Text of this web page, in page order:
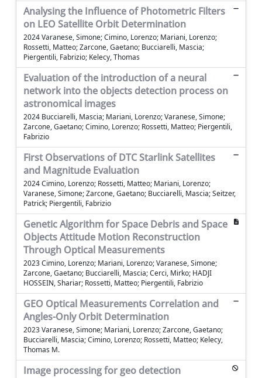
Analysing the Influence of Photometric Filters
on LEO Satellite Orbit Determination
2024 Varanese, Simone; Cimino, Lorenzo; Mariani, Lorenzo;
Rossetti, Matteo; Zarcone, Gaetano; Bucciarelli, Mascia;
Piergentili, Fabrizio; Kelecy, Thomas
Evaluation of the introduction of a neural
network into the objects detection process on
astronomical images
2024 Bucciarelli, Mascia; Mariani, Lorenzo; Varanese, Simone;
Zarcone, Gaetano; Cimino, Lorenzo; Rossetti, Matteo; Piergentili,
Fabrizio
First Observations of DTC Starlink Satellites
and Magnitude Evaluation
2024 Cimino, Lorenzo; Rossetti, Matteo; Mariani, Lorenzo;
Varanese, Simone; Zarcone, Gaetano; Bucciarelli, Mascia; Seitzer,
Patrick; Piergentili, Fabrizio
Genetic Algorithm for Space Debris and Space
Objects Attitude Motion Reconstruction
Through Optical Measurements
2023 Cimino, Lorenzo; Mariani, Lorenzo; Varanese, Simone;
Zarcone, Gaetano; Bucciarelli, Mascia; Cerci, Mirko; HADJI
HOSSEIN, Shariar; Rossetti, Matteo; Piergentili, Fabrizio
GEO Optical Measurements Correlation and
Angles-Only Orbit Determination
2023 Varanese, Simone; Mariani, Lorenzo; Zarcone, Gaetano;
Bucciarelli, Mascia; Cimino, Lorenzo; Rossetti, Matteo; Kelecy,
Thomas M.
Image processing for geo detection